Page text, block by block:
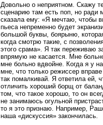
Довольно о неприятном. Скажу
сценарию там есть поп, но ради
сказала ему: «Я мечтаю, чтобы
пьеса непременно будет
большой буквы, боярыню,
когда смотрю такие, с
этого срама». Я так переживаю
впрямую не касается. Мне
мне больно вдвойне. Когда я у
мне, что только режиссер
так помалкивай. Я ответила ей,
отличить хороший борщ от
том, что такое хорошо, то он
не занимаюсь огульной
то я это признаю. Например,
наша «дискуссия» закончилась.